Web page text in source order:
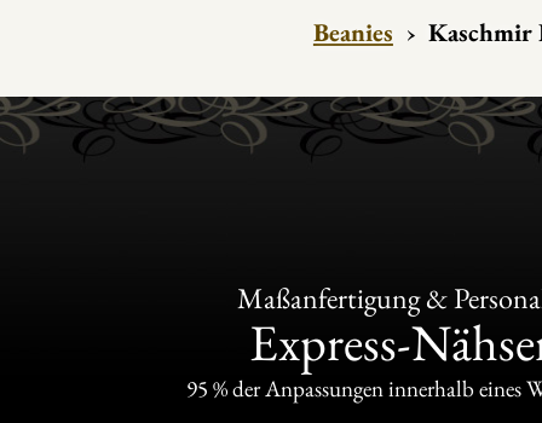
intensivere Bedingungen gedacht ist. Die für
die Isolierung verstärken kann, während die
des Kaschmirs erhalten bleibt. Diese diskrete
Eine französische
Beanies › Kaschmir
Maßanfertigung &
Express-
95 % der Anpassungen innerhalb eines